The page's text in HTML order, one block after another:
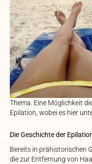
Thema. Eine Möglichkeit
Epilation, wobei es hier
Die Geschichte der
Bereits in prähistorischen
die zur Entfernung von